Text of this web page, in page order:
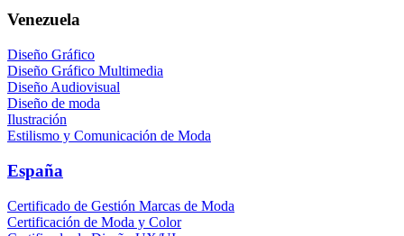
Venezuela
Diseño Gráfico
Diseño Gráfico Multimedia
Diseño Audiovisual
Diseño de moda
Ilustración
Estilismo y Comunicación de Moda
España
Certificado de Gestión Marcas de Moda
Certificación de Moda y Color